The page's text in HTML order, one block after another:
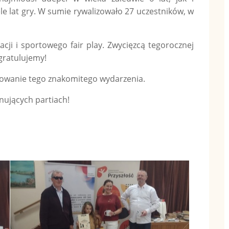
lat gry. W sumie rywalizowało 27 uczestników, w
i sportowego fair play. Zwycięzcą tegorocznej
tego znakomitego wydarzenia.
partiach!